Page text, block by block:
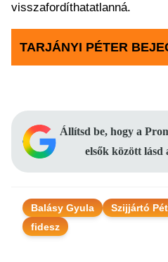
visszafordíthatatlanná.
TARJÁNYI PÉTER
Állítsd be, hogy a
elsők között lásd
Balásy Gyula Szijjártó
fidesz